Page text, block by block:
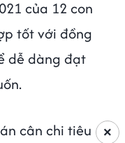
của 12 con
tốt với đồng
dễ dàng đạt
cân chi tiêu ×